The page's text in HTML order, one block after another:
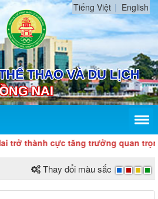
Tiếng Việt English
thành cực tăng trưởng quan trọng
Thay đổi màu sắc